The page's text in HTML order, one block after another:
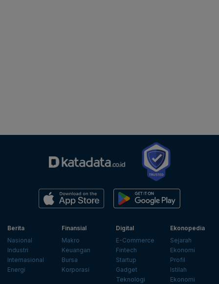
Berita
Nasional
Industri
Internasional
Energi
Finansial
Makro
Keuangan
Bursa
Korporasi
Digital
E-Commerce
Fintech
Startup
Gadget
Teknologi
Ekonopedia
Sejarah
Ekonomi
Profil
Istilah
Ekonomi